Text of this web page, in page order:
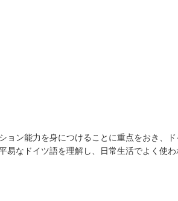
ョン能力を身につけることに重点をおき、
易なドイツ語を理解し、日常生活でよく使